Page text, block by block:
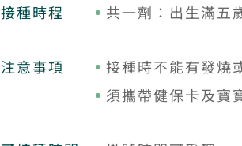
接種時程 共一劑：出生滿五
注意事項
接種時不能有發燒
須攜帶健保卡及寶